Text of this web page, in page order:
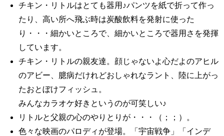
チキン・リトルはとても器用♪パンツを紙で折って作っ
たり、高い所へ飛ぶ時は炭酸飲料を発射に使った
り・・・細かいところで、細かいところで器用さを発揮
しています。
チキン・リトルの親友達。顔じゃないよ心だよのアヒル
のアビー、臆病だけれどおしゃれなラント、陸に上がっ
たおとぼけフィッシュ。
みんなカラオケ好きというのが可笑しい♪
リトルと父親の心のやりとりが・・・（；；）。
色々な映画のパロディが登場。「宇宙戦争」「インデ